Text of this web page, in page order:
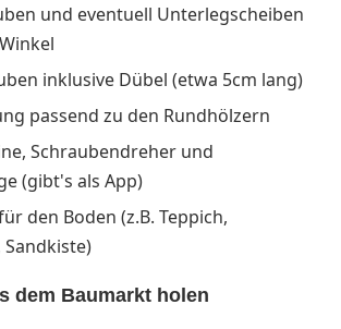
und eventuell Unterlegscheiben
inklusive Dübel (etwa 5cm lang)
passend zu den Rundhölzern
Schraubendreher und
(gibt's als App)
den Boden (z.B. Teppich,
dem Baumarkt holen